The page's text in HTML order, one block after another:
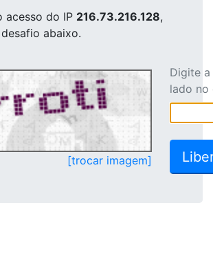
acesso do IP 216.73.216.128,
abaixo.
[trocar imagem]
Digite
lado no